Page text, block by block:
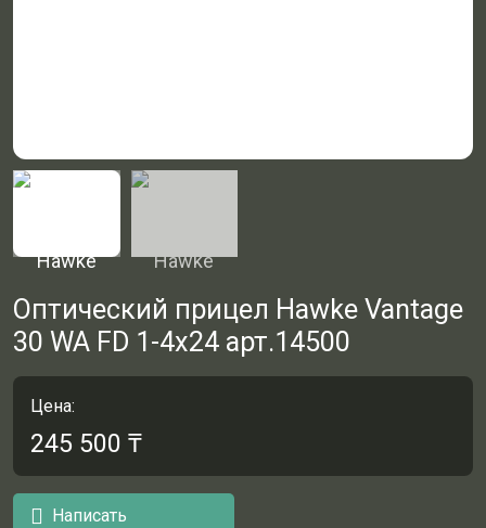
Оптический прицел Hawke Vantage
30 WA FD 1-4x24 арт.14500
Цена:
245 500 ₸
Написать